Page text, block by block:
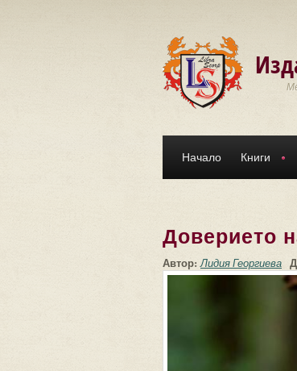
Начало Книги
Доверието
Автор:Лидия Георгиева